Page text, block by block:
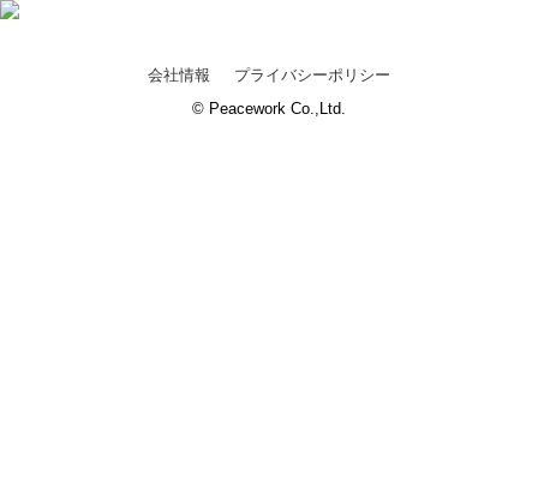
会社情報
プライバシーポリシー
© Peacework Co.,Ltd.